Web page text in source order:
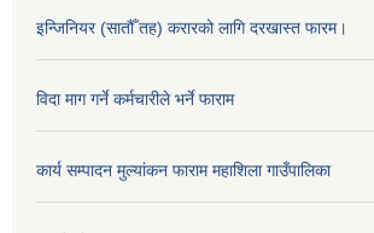
इन्जिनियर (सातौँ तह) करारको लागि दरखास्त फारम।
विदा माग गर्ने कर्मचारीले भर्ने फाराम
कार्य सम्पादन मुल्यांकन फाराम महाशिला गाउँपालिका